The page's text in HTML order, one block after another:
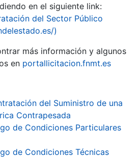
en el siguiente link:
del Sector Público
)
más información y algunos
en portallicitacion.fnmt.es
del Suministro de una
Contrapesada
de Condiciones Particulares
de Condiciones Técnicas